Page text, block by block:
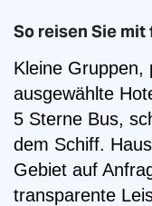
So reisen Sie mit
Kleine Gruppen,
ausgewählte
5 Sterne Bus,
dem Schiff.
Gebiet auf
transparente